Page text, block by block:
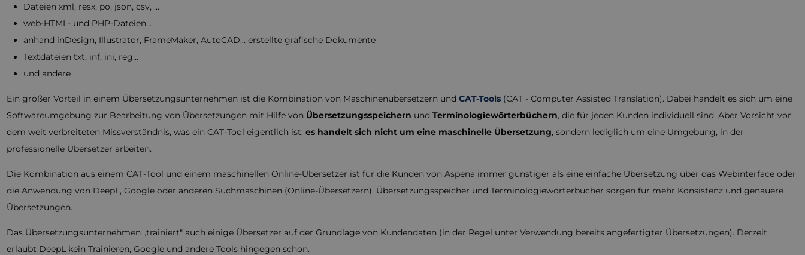
Dateien xml, resx, po, json, csv, ...
web-HTML- und PHP-Dateien...
anhand inDesign, Illustrator, FrameMaker, AutoCAD... erstellte grafische Dokumente
Textdateien txt, inf, ini, reg...
und andere
Ein großer Vorteil in einem Übersetzungsunternehmen ist die Kombination von Maschinenübersetzern und CAT-Tools(CAT - Computer Assisted Translation). Dabei handelt es sich um eine
Softwareumgebung zur Bearbeitung von Übersetzungen mit Hilfe von Übersetzungsspeichern und Terminologiewörterbüchern, die für jeden Kunden individuell sind. Aber Vorsicht vor
dem weit verbreiteten Missverständnis, was ein CAT-Tool eigentlich ist: es handelt sich nicht um eine maschinelle Übersetzung, sondern lediglich um eine Umgebung, in der
professionelle Übersetzer arbeiten.
Die Kombination aus einem CAT-Tool und einem maschinellen Online-Übersetzer ist für die Kunden von Aspena immer günstiger als eine einfache Übersetzung über das Webinterface oder
die Anwendung von DeepL, Google oder anderen Suchmaschinen (Online-Übersetzern). Übersetzungsspeicher und Terminologiewörterbücher sorgen für mehr Konsistenz und genauere
Übersetzungen.
Das Übersetzungsunternehmen „trainiert" auch einige Übersetzer auf der Grundlage von Kundendaten (in der Regel unter Verwendung bereits angefertigter Übersetzungen). Derzeit
erlaubt DeepL kein Trainieren, Google und andere Tools hingegen schon.